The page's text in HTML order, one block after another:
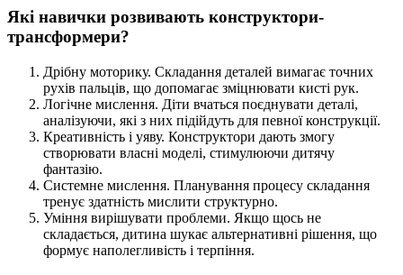
Які навички розвивають конструктори-
трансформери?
Дрібну моторику. Складання деталей вимагає точних
рухів пальців, що допомагає зміцнювати кисті рук.
Логічне мислення. Діти вчаться поєднувати деталі,
аналізуючи, які з них підійдуть для певної конструкції.
Креативність і уяву. Конструктори дають змогу
створювати власні моделі, стимулюючи дитячу
фантазію.
Системне мислення. Планування процесу складання
тренує здатність мислити структурно.
Уміння вирішувати проблеми. Якщо щось не
складається, дитина шукає альтернативні рішення, що
формує наполегливість і терпіння.